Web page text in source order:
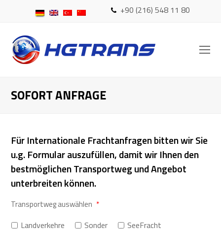
+90 (216) 548 11 80
SOFORT ANFRAGE
Für Internationale Frachtanfragen bitten wir Sie
u.g. Formular auszufüllen, damit wir Ihnen den
bestmöglichen Transportweg und Angebot
unterbreiten können.
Transportweg auswählen *
Landverkehre Sonder
SeeFracht